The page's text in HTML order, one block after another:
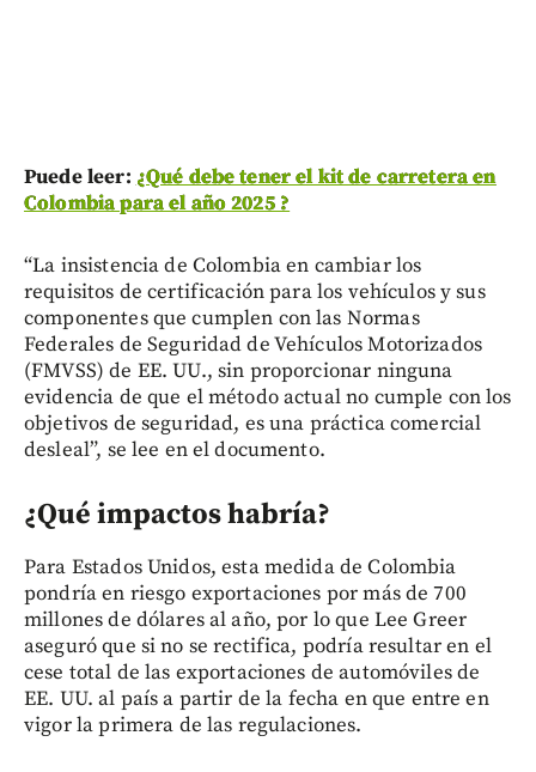
Puede leer: ¿Qué debe tener el kit de carretera en
Colombia para el año 2025 ?
“La insistencia de Colombia en cambiar los
requisitos de certificación para los vehículos y sus
componentes que cumplen con las Normas
Federales de Seguridad de Vehículos Motorizados
(FMVSS) de EE. UU., sin proporcionar ninguna
evidencia de que el método actual no cumple con los
objetivos de seguridad, es una práctica comercial
desleal”, se lee en el documento.
¿Qué impactos habría?
Para Estados Unidos, esta medida de Colombia
pondría en riesgo exportaciones por más de 700
millones de dólares al año, por lo que Lee Greer
aseguró que si no se rectifica, podría resultar en el
cese total de las exportaciones de automóviles de
EE. UU. al país a partir de la fecha en que entre en
vigor la primera de las regulaciones.